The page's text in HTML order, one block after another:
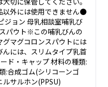
以外には使用できません●
ジョン 母乳相談室哺乳び
パウト※この哺乳びんの
マグコロンスパウトには
には、スリムタイプ乳首
ド・キャップ 材料の種類:
:合成ゴム(シリコーンゴ
サルホン(PPSU)